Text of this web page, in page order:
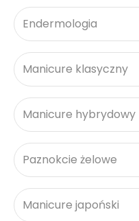
Endermologia
Manicure klasyczny
Manicure hybrydowy
Paznokcie żelowe
Manicure japoński